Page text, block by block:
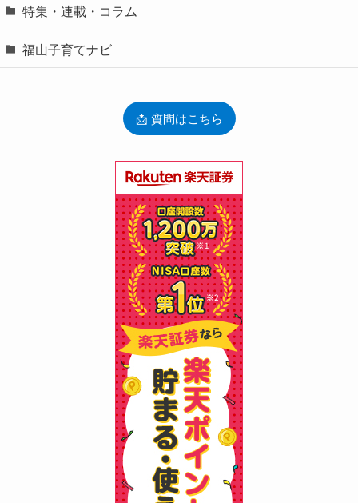
特集・連載・コラム
福山子育てナビ
📩 質問はこちら